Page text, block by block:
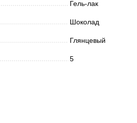
Гель-лак
Шоколад
Глянцевый
5